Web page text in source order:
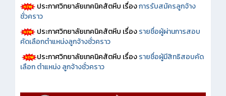
ประกาศวิทยาลัยเทคนิคสัตหีบ เรื่องการรับสมัครลูกจ้าง
ชั่วคราว
ประกาศวิทยาลัยเทคนิคสัตหีบ เรื่องรายชื่อผู้ผ่านการสอบ
คัดเลือกตำแหน่งลูกจ้างชั่วคราว
ประกาศวิทยาลัยเทคนิคสัตหีบ เรื่องรายชื่อผู้มีสิทธิสอบคัด
เลือก ตำแหน่ง ลูกจ้างชั่วคราว